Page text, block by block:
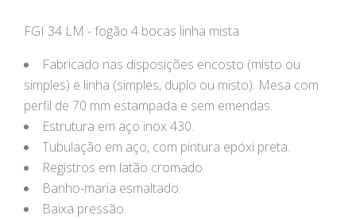
FGI 34 LM - fogão 4 bocas linha mista
Fabricado nas disposições encosto (misto ou
simples) e linha (simples, duplo ou misto). Mesa com
perfil de 70 mm estampada e sem emendas.
Estrutura em aço inox 430.
Tubulação em aço, com pintura epóxi preta.
Registros em latão cromado.
Banho-maria esmaltado.
Baixa pressão.